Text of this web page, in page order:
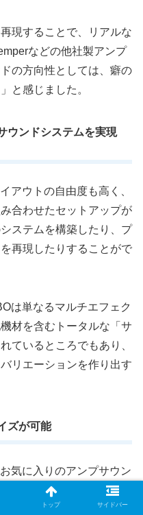
現することで、リアルな
などの他社製アンプ
の方向性としては、癖の
と感じました。
ウンドシステムを実現
アウトの自由度も高く、
合わせたセットアップが
ステムを構築したり、プ
再現したりすることがで
は単なるマルチエフェク
材を含むトータルな「サ
ているところでもあり、
リエーションを作り出す
ズが可能
気に入りのアンプサウン
のサウンドを追求できま
カスタマイズ、豊富なキ
トップ サイドバー